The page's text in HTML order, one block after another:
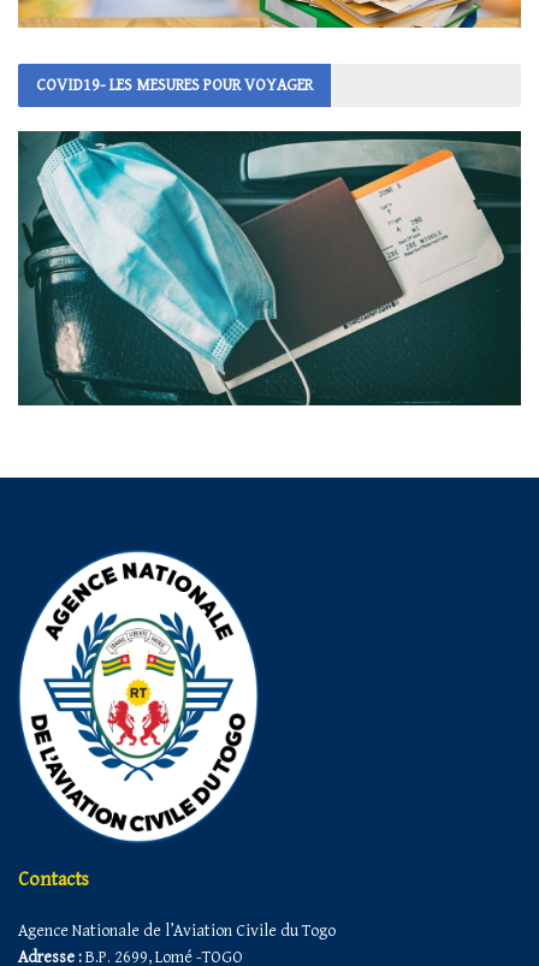
COVID19- LES MESURES POUR VOYAGER
Contacts
Agence Nationale de l’Aviation Civile du Togo
Adresse :B.P. 2699, Lomé -TOGO